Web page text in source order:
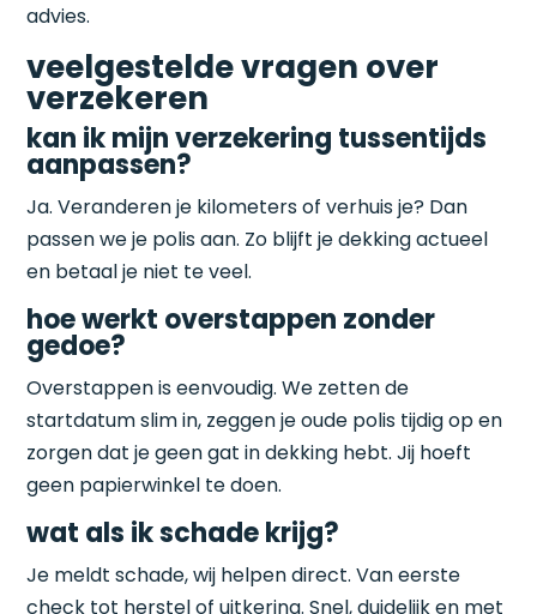
advies.
veelgestelde vragen over
verzekeren
kan ik mijn verzekering tussentijds
aanpassen?
Ja. Veranderen je kilometers of verhuis je? Dan
passen we je polis aan. Zo blijft je dekking actueel
en betaal je niet te veel.
hoe werkt overstappen zonder
gedoe?
Overstappen is eenvoudig. We zetten de
startdatum slim in, zeggen je oude polis tijdig op en
zorgen dat je geen gat in dekking hebt. Jij hoeft
geen papierwinkel te doen.
wat als ik schade krijg?
Je meldt schade, wij helpen direct. Van eerste
check tot herstel of uitkering. Snel, duidelijk en met